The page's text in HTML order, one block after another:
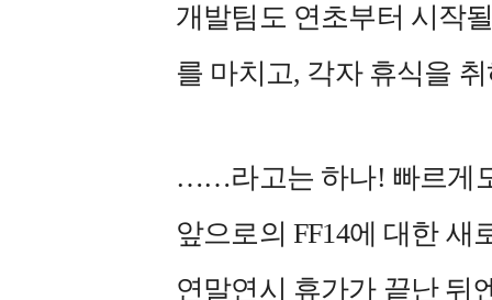
개발팀도 연초부터 시작
를 마치고, 각자 휴식을
……라고는 하나! 빠르게
앞으로의 FF14에 대한
연말연시 휴가가 끝난 뒤